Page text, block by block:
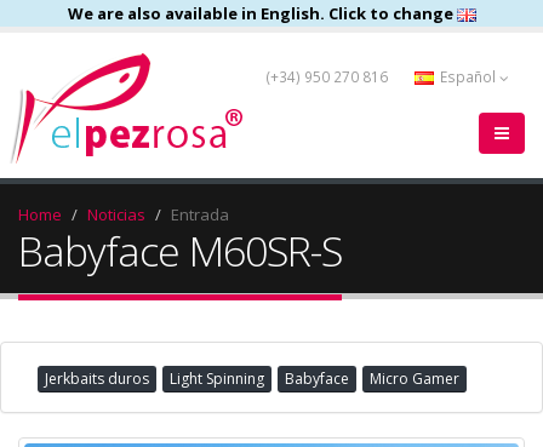
We are also available in English. Click to change
(+34) 950 270 816 Español
Home Noticias Entrada
Babyface M60SR-S
Jerkbaits duros Light Spinning Babyface Micro Gamer